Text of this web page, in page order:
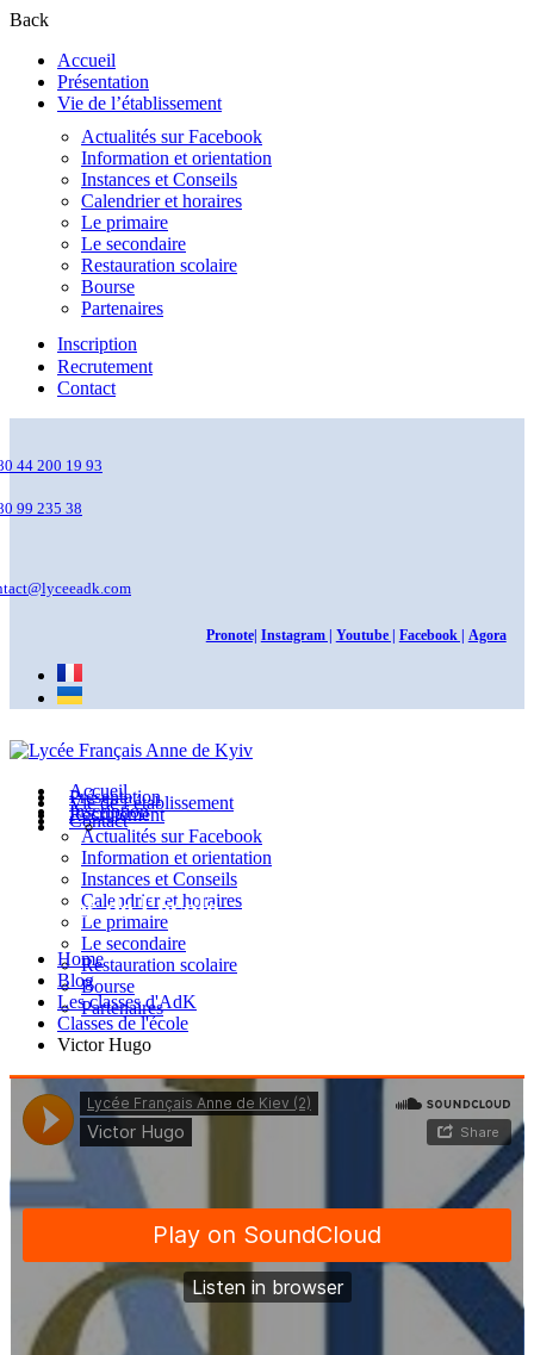
Back
Accueil
Présentation
Vie de l’établissement
Actualités sur Facebook
Information et orientation
Instances et Conseils
Calendrier et horaires
Le primaire
Le secondaire
Restauration scolaire
Bourse
Partenaires
Inscription
Recrutement
Contact
44 200 19 93
99 235 38
Pronote| Instagram | Youtube | Facebook | Agora
Accueil
Présentation
Vie de l’établissement
Actualités sur Facebook
Information et orientation
Instances et Conseils
Calendrier et horaires
Le primaire
Le secondaire
Restauration scolaire
Bourse
Partenaires
Inscription
Recrutement
Contact
Classes de l'école
Home
Blog
Les classes d'AdK
Classes de l'école
Victor Hugo